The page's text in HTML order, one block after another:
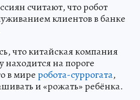
считают, что робот
клиентов в банке
что китайская компания
находится на пороге
в миреробота-суррогата,
и «рожать» ребёнка.